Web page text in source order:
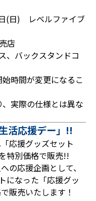
(日) レベルファイブ
店
、バックスタンドコ
時間が変更になるこ
実際の仕様とは異な
活応援デー」!!
応援グッズセット
特別価格で販売!!
の応援企画として、
になった「応援グッ
販売いたします！